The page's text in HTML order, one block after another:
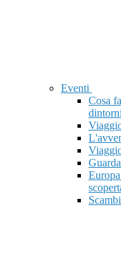
Eventi
Cosa
dintorni